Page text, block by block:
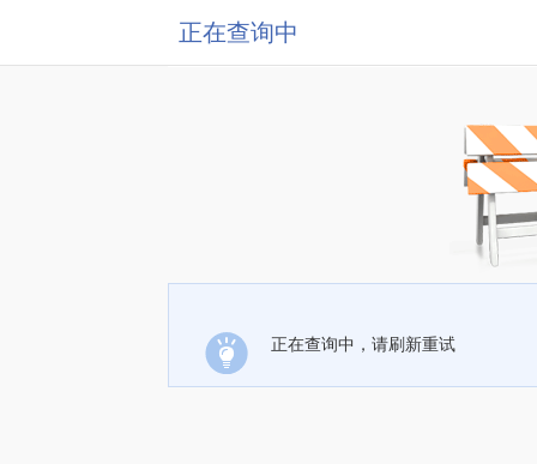
正在查询中
正在查询中，请刷新重试